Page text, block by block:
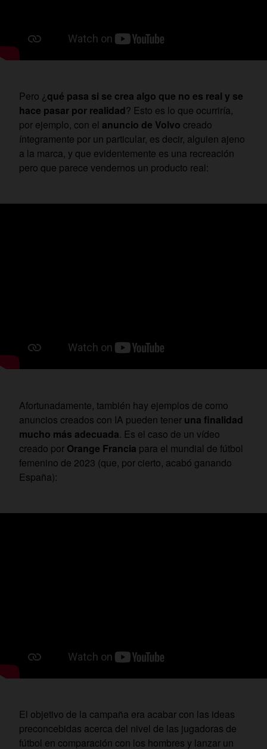
Pero ¿ qué pasa si se crea algo que no es real y se
hace pasar por realidad? Esto es lo que ocurriría,
por ejemplo, con el anuncio de Volvo creado
íntegramente por un particular, es decir, alguien ajeno
a la marca, y que evidentemente es una recreación
pero que parece vendernos un producto real:
Afortunadamente, también hay ejemplos de como
anuncios creados con IA pueden tener una finalidad
mucho más adecuada. Es el caso de un vídeo
creado por Orange Francia para el mundial de fútbol
femenino de 2023 (que, por cierto, acabó ganando
España):
El objetivo de la campaña era acabar con las ideas
preconcebidas acerca del nivel de las jugadoras de
fútbol en comparación con los hombres y lanzar un